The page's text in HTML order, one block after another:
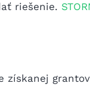
riešenie.
získanej